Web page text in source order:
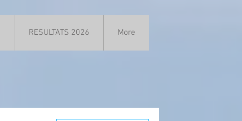
RESULTATS 2026 More